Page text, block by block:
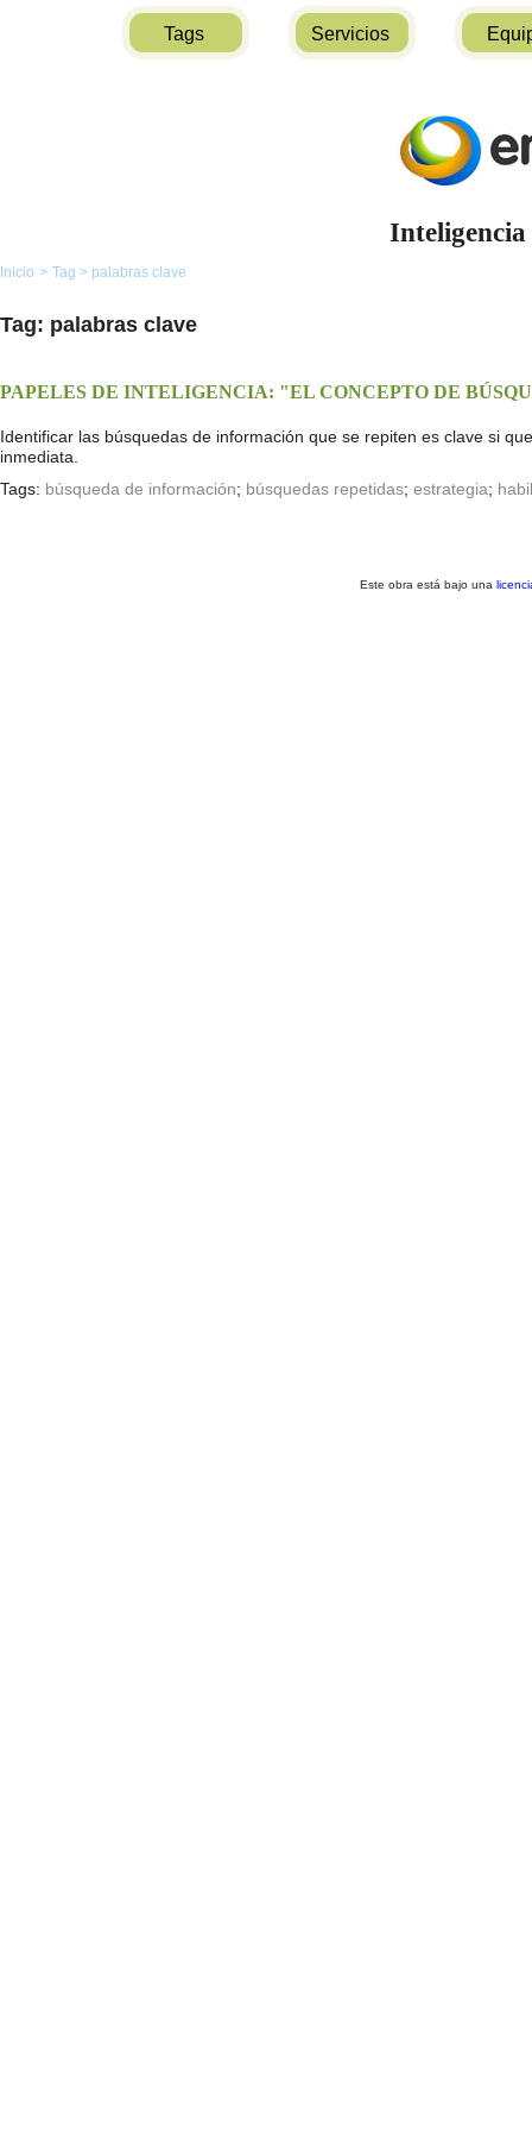
Tags Servicios
Inicio > Tag > palabras clave
Tag: palabras clave
PAPELES DE INTELIGENCIA: "EL CONCEPTO DE
Identificar las búsquedas de información que se repiten es clave si
inmediata.
Tags: búsqueda de información; búsquedas repetidas; estrategia;
Este obra está bajo una